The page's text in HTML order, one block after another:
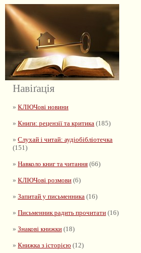
Навіґація
» КЛЮЧові новини
» Книги: рецензії та критика (185)
» Слухай і читай: аудіобібліотечка
(151)
» Навколо книг та читання (66)
» КЛЮЧові розмови (6)
» Запитай у письменника (16)
» Письменник радить прочитати (16)
» Знакові книжки (18)
» Книжка з історією (12)